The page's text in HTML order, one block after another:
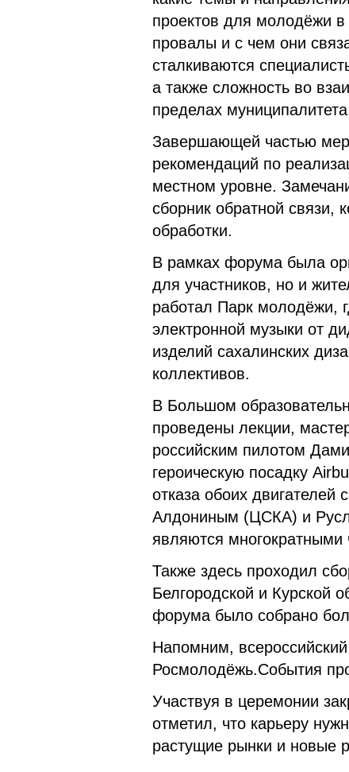
проектов для молодёжи
провалы и с чем они
сталкиваются
а также сложность во
пределах
Завершающей частью
рекомендаций по
местном уровне.
сборник обратной связи,
обработки.
В рамках форума была
для участников, но и
работал Парк молодёжи,
электронной музыки от
изделий сахалинских
коллективов.
В Большом
проведены лекции,
российским пилотом
героическую посадку
отказа обоих
Алдониным (ЦСКА) и
являются
Также здесь проходил
Белгородской и Курской
форума было собрано
Напомним,
Росмолодёжь.События
Участвуя в церемонии
отметил, что карьеру
растущие рынки и новые